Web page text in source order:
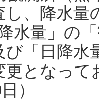
し、降水
水量」の
び「日降
更となっ
）